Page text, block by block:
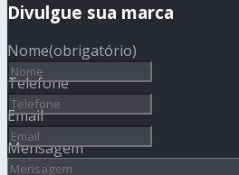
Divulgue sua marca
Nome(obrigatório)
Telefone
Email
Mensagem